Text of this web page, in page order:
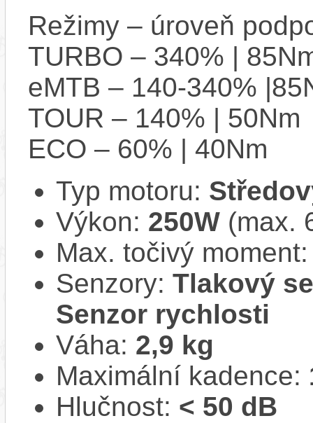
Režimy – úroveň
TURBO – 340% |
eMTB – 140-340%
TOUR – 140% | 50Nm
ECO – 60% | 40Nm
Typ motoru:
Výkon: 250W (max.
Max. točivý
Senzory: Tlakový
Senzor rychlosti
Váha: 2,9 kg
Maximální kadence:
Hlučnost: < 50 dB